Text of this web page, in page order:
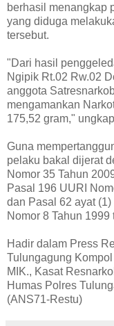
berhasil menangkap
yang diduga
tersebut.
"Dari hasil
Ngipik Rt.02 Rw.02
anggota
mengamankan
175,52 gram,"
Guna
pelaku bakal dijerat
Nomor 35 Tahun
Pasal 196 UURI
dan Pasal 62 ayat (1)
Nomor 8 Tahun
Hadir dalam Press
Tulungagung
MIK., Kasat
Humas Polres
(ANS71-Restu)